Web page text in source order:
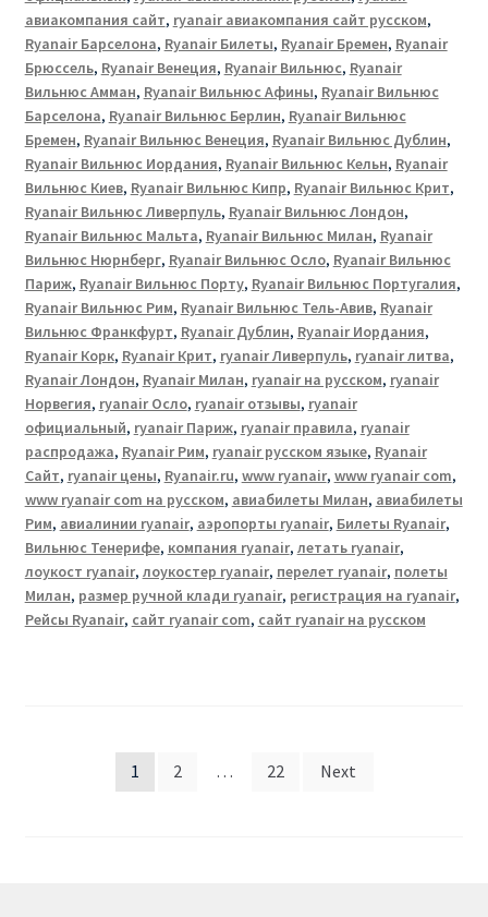
авиакомпания сайт, ryanair авиакомпания сайт русском,
Ryanair Барселона, Ryanair Билеты, Ryanair Бремен, Ryanair
Брюссель, Ryanair Венеция, Ryanair Вильнюс, Ryanair
Вильнюс Амман, Ryanair Вильнюс Афины, Ryanair Вильнюс
Барселона, Ryanair Вильнюс Берлин, Ryanair Вильнюс
Бремен, Ryanair Вильнюс Венеция, Ryanair Вильнюс Дублин,
Ryanair Вильнюс Иордания, Ryanair Вильнюс Кельн, Ryanair
Вильнюс Киев, Ryanair Вильнюс Кипр, Ryanair Вильнюс Крит,
Ryanair Вильнюс Ливерпуль, Ryanair Вильнюс Лондон,
Ryanair Вильнюс Мальта, Ryanair Вильнюс Милан, Ryanair
Вильнюс Нюрнберг, Ryanair Вильнюс Осло, Ryanair Вильнюс
Париж, Ryanair Вильнюс Порту, Ryanair Вильнюс Португалия,
Ryanair Вильнюс Рим, Ryanair Вильнюс Тель-Авив, Ryanair
Вильнюс Франкфурт, Ryanair Дублин, Ryanair Иордания,
Ryanair Корк, Ryanair Крит, ryanair Ливерпуль, ryanair литва,
Ryanair Лондон, Ryanair Милан, ryanair на русском, ryanair
Норвегия, ryanair Осло, ryanair отзывы, ryanair
официальный, ryanair Париж, ryanair правила, ryanair
распродажа, Ryanair Рим, ryanair русском языке, Ryanair
Сайт, ryanair цены, Ryanair.ru, www ryanair, www ryanair com,
www ryanair com на русском, авиабилеты Милан, авиабилеты
Рим, авиалинии ryanair, аэропорты ryanair, Билеты Ryanair,
Вильнюс Тенерифе, компания ryanair, летать ryanair,
лоукост ryanair, лоукостер ryanair, перелет ryanair, полеты
Милан, размер ручной клади ryanair, регистрация на ryanair,
Рейсы Ryanair, сайт ryanair com, сайт ryanair на русском
1 2 … 22 Next